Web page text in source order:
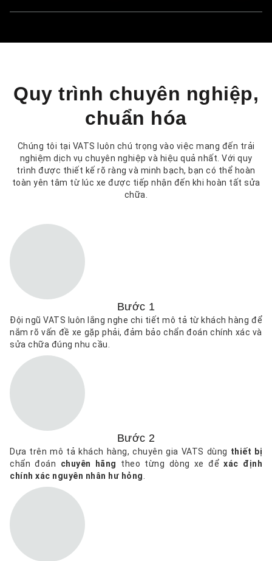
Quy trình chuyên nghiệp,
chuẩn hóa
Chúng tôi tại VATS luôn chú trọng vào việc mang đến trải
nghiệm dịch vụ chuyên nghiệp và hiệu quả nhất. Với quy
trình được thiết kế rõ ràng và minh bạch, bạn có thể hoàn
toàn yên tâm từ lúc xe được tiếp nhận đến khi hoàn tất sửa
chữa.
Bước 1
Đội ngũ VATS luôn lắng nghe chi tiết mô tả từ khách hàng để
nắm rõ vấn đề xe gặp phải, đảm bảo chẩn đoán chính xác và
sửa chữa đúng nhu cầu.
Bước 2
Dựa trên mô tả khách hàng, chuyên gia VATS dùng thiết bị
chẩn đoán chuyên hãng theo từng dòng xe đểxác định
chính xác nguyên nhân hư hỏng